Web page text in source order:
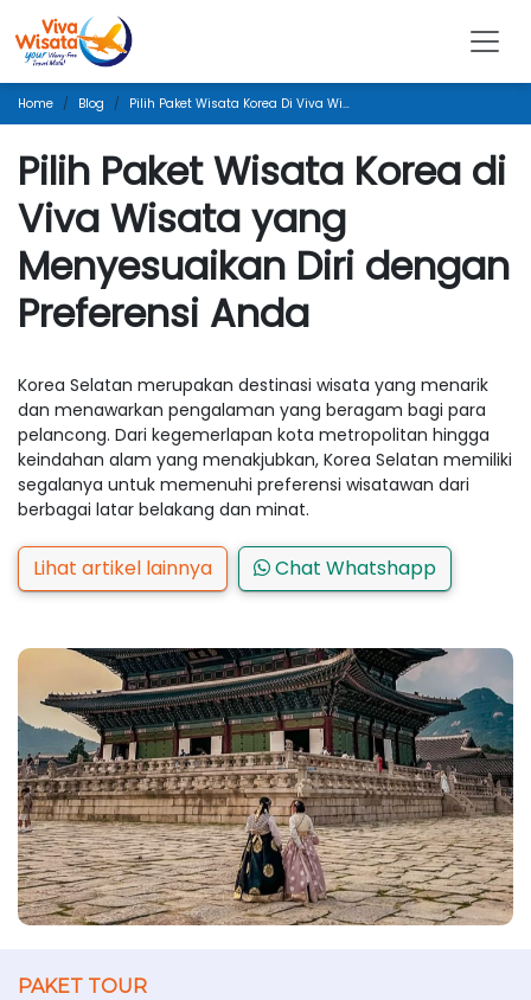
Home Blog Pilih Paket Wisata Korea Di Viva Wisata Yang Menyesuaikan Diri Dengan Preferensi Anda
Pilih Paket Wisata Korea di
Viva Wisata yang
Menyesuaikan Diri dengan
Preferensi Anda
Korea Selatan merupakan destinasi wisata yang menarik
dan menawarkan pengalaman yang beragam bagi para
pelancong. Dari kegemerlapan kota metropolitan hingga
keindahan alam yang menakjubkan, Korea Selatan memiliki
segalanya untuk memenuhi preferensi wisatawan dari
berbagai latar belakang dan minat.
Lihat artikel lainnya Chat Whatshapp
PAKET TOUR